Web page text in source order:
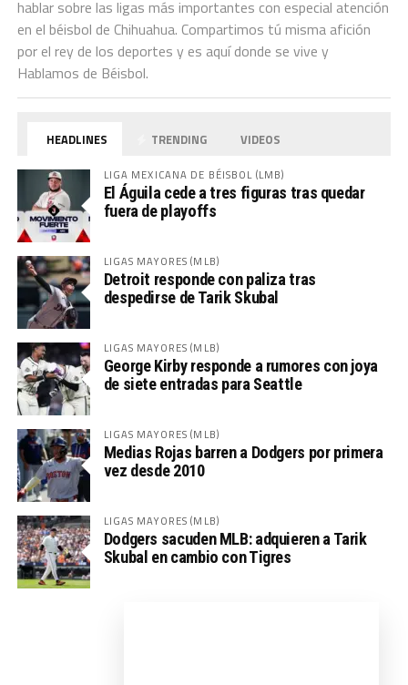
hablar sobre las ligas más importantes con especial atención
en el béisbol de Chihuahua. Compartimos tú misma afición
por el rey de los deportes y es aquí donde se vive y
Hablamos de Béisbol.
HEADLINES TRENDING VIDEOS
LIGA MEXICANA DE BÉISBOL (LMB)
El Águila cede a tres figuras tras quedar
fuera de playoffs
LIGAS MAYORES (MLB)
Detroit responde con paliza tras
despedirse de Tarik Skubal
LIGAS MAYORES (MLB)
George Kirby responde a rumores con joya
de siete entradas para Seattle
LIGAS MAYORES (MLB)
Medias Rojas barren a Dodgers por primera
vez desde 2010
LIGAS MAYORES (MLB)
Dodgers sacuden MLB: adquieren a Tarik
Skubal en cambio con Tigres